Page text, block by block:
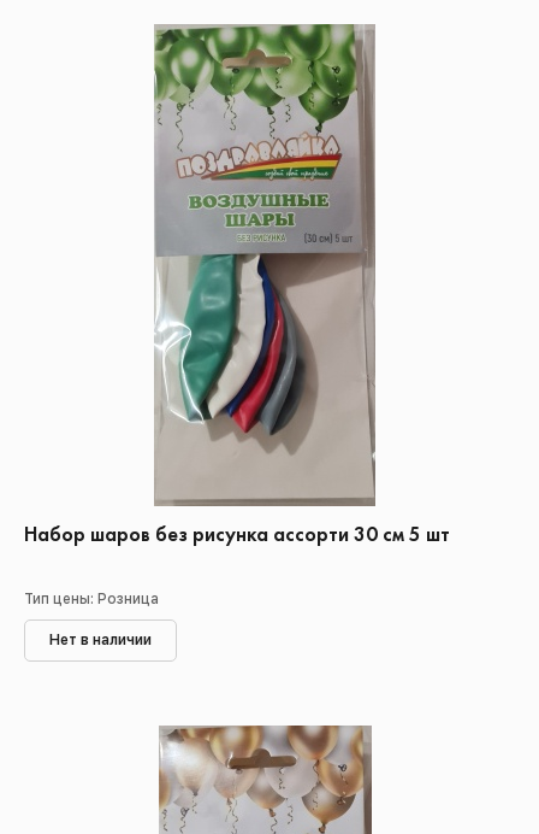
Набор шаров без рисунка ассорти 30 см 5 шт
Тип цены: Розница
Нет в наличии